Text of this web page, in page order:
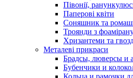
Півонії,
Паперові квіти
Соняшник та
Троянди з
Хризантеми та
Металеві прикраси
Брадсы, люверсы и
Бубенчики и
Кольца и рамочки